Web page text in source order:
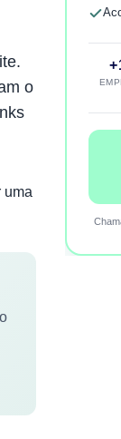
o
uma